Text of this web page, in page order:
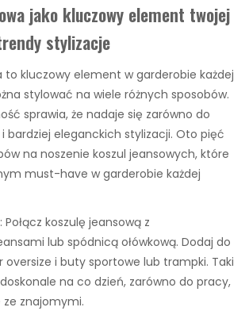
jako kluczowy element twojej
stylizacje
to kluczowy element w garderobie każdej
stylować na wiele różnych sposobów.
sprawia, że nadaje się zarówno do
bardziej eleganckich stylizacji. Oto pięć
na noszenie koszul jeansowych, które
must-have w garderobie każdej
Połącz koszulę jeansową z
lub spódnicą ołówkową. Dodaj do
oversize i buty sportowe lub trampki. Taki
na co dzień, zarówno do pracy,
ze znajomymi.